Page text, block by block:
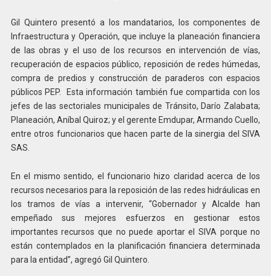
Gil Quintero presentó a los mandatarios, los componentes de
Infraestructura y Operación, que incluye la planeación financiera
de las obras y el uso de los recursos en intervención de vías,
recuperación de espacios público, reposición de redes húmedas,
compra de predios y construcción de paraderos con espacios
públicos PEP. Esta información también fue compartida con los
jefes de las sectoriales municipales de Tránsito, Darío Zalabata;
Planeación, Aníbal Quiroz; y el gerente Emdupar, Armando Cuello,
entre otros funcionarios que hacen parte de la sinergia del SIVA
SAS.
En el mismo sentido, el funcionario hizo claridad acerca de los
recursos necesarios para la reposición de las redes hidráulicas en
los tramos de vías a intervenir, “Gobernador y Alcalde han
empeñado sus mejores esfuerzos en gestionar estos
importantes recursos que no puede aportar el SIVA porque no
están contemplados en la planificación financiera determinada
para la entidad”, agregó Gil Quintero.